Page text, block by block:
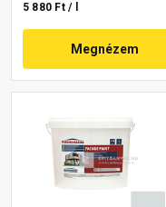
5 880 Ft / l
Megnézem